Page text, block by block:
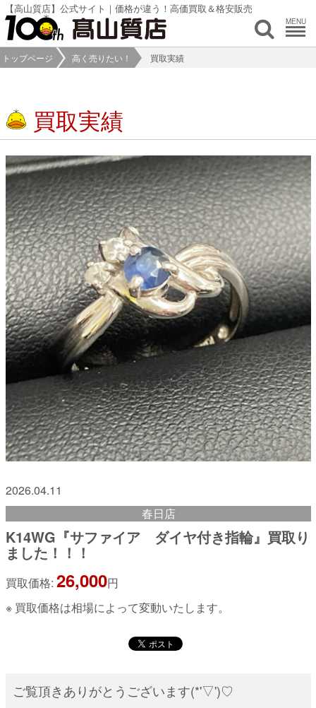
【高山質店】公式サイト｜価格が違う！高価買取＆格安販売
MENU
トップページ 高く売りたい！ 買取実績
買取実績
2026.04.11
春日店
K14WG『サファイア ダイヤ付き指輪』買取り
ました！！！
買取価格: 26,000円
※ 買取価格は相場によって変動いたします。
ご覧頂きありがとうございます(*'▽')♡